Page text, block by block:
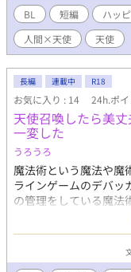
BL 短編 ハッ
人間×天使
天使
長編 連載中 R18
お気に入り : 14 24h.ポ
天使召喚したら美
一変した
うろうろ
魔法術という魔法や魔
ラインゲームのデバッ
の管理をしている魔法
社員ラグナは、偶然
してみることにした。
スを召喚すると、そ
リディウスは、血ま